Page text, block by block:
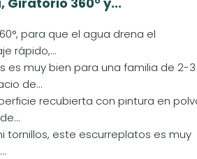
para que el agua drena el
rápido,...
es muy bien para una familia de 2-3
de...
recubierta con pintura en
tornillos, este escurreplatos es muy